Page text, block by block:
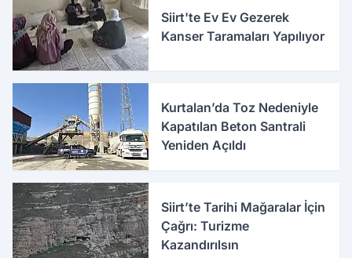
Siirt'te Ev Ev Gezerek
Kanser Taramaları Yapılıyor
Kurtalan’da Toz Nedeniyle
Kapatılan Beton Santrali
Yeniden Açıldı
Siirt’te Tarihi Mağaralar İçin
Çağrı: Turizme
Kazandırılsın